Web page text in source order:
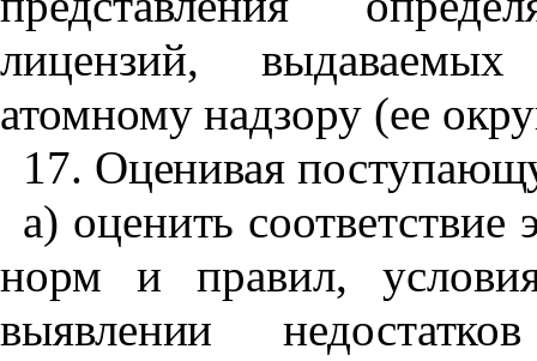
лицензий,
атомному надзору (ее
17. Оценивая
а) оценить
норм и правил,
выявлении